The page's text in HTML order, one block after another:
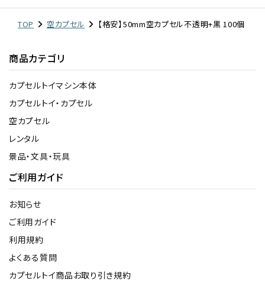
TOP 空カプセル 【格安】50mm空カプセル不透明+黒 100個
商品カテゴリ
カプセルトイマシン本体
カプセルトイ・カプセル
空カプセル
レンタル
景品・文具・玩具
ご利用ガイド
お知らせ
ご利用ガイド
利用規約
よくある質問
カプセルトイ商品お取り引き規約